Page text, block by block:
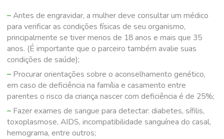
Antes de engravidar, a mulher deve consultar um médico
para verificar as condições físicas de seu organismo,
principalmente se tiver menos de 18 anos e mais que 35
anos. (É importante que o parceiro também avalie suas
condições de saúde);
Procurar orientações sobre o aconselhamento genético,
em caso de deficiência na família e casamento entre
parentes o risco da criança nascer com deficiência é de 25%;
Fazer exames de sangue para detectar: diabetes, sífilis,
toxoplasmose, AIDS, incompatibilidade sanguínea do casal,
hemograma, entre outros;